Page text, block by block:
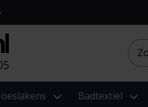
Badtextiel